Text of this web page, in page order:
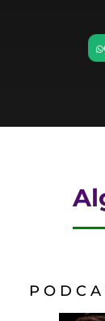
P O D C A